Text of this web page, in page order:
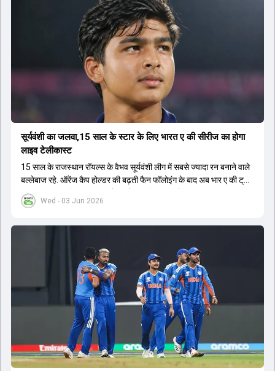
Wed - 03 Jun 2026
सूर्यवंशी का जलवा,15 साल के स्टार के लिए भारत ए की सीरीज का होगा
लाइव टेलीकास्ट
15 साल के राजस्थान रॉयल्स के वैभव सूर्यवंशी लीग में सबसे ज्यादा रन बनाने वाले
बल्लेबाज रहे. ऑरेंज कैप होल्डर की बढ़ती फैन फॉलोइंग के बाद अब भार ए की ट्राई
सीरीज का लाइव टेलीकास्ट करने का फैसला लिया गया है.